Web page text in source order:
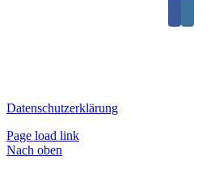
Datenschutzerklärung
Page load link
Nach oben